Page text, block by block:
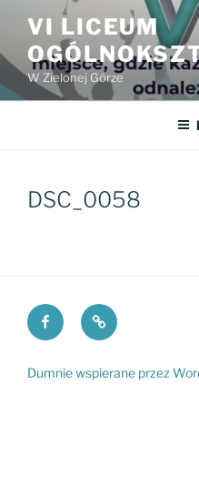
treści
VI LICEUM
W Zielonej Górze
DSC_0058
Facebook
VI
Fundacja
PKO
Dumnie wspierane przez